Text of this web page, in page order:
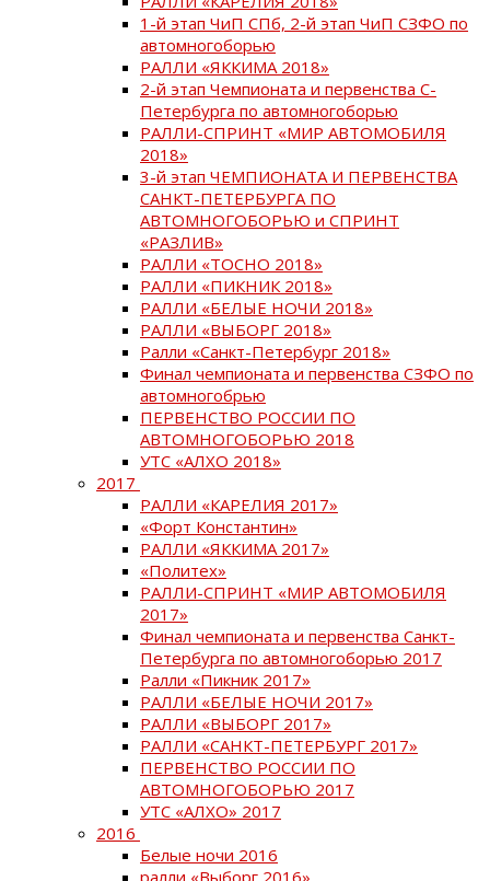
1-й этап ЧиП СПб, 2-й этап ЧиП СЗФО по
автомногоборью
РАЛЛИ «ЯККИМА 2018»
2-й этап Чемпионата и первенства С-
Петербурга по автомногоборью
РАЛЛИ-СПРИНТ «МИР АВТОМОБИЛЯ
2018»
3-й этап ЧЕМПИОНАТА И ПЕРВЕНСТВА
САНКТ-ПЕТЕРБУРГА ПО
АВТОМНОГОБОРЬЮ и СПРИНТ
«РАЗЛИВ»
РАЛЛИ «ТОСНО 2018»
РАЛЛИ «ПИКНИК 2018»
РАЛЛИ «БЕЛЫЕ НОЧИ 2018»
РАЛЛИ «ВЫБОРГ 2018»
Ралли «Санкт-Петербург 2018»
Финал чемпионата и первенства СЗФО по
автомногобрью
ПЕРВЕНСТВО РОССИИ ПО
АВТОМНОГОБОРЬЮ 2018
УТС «АЛХО 2018»
2017
РАЛЛИ «КАРЕЛИЯ 2017»
«Форт Константин»
РАЛЛИ «ЯККИМА 2017»
«Политех»
РАЛЛИ-СПРИНТ «МИР АВТОМОБИЛЯ
2017»
Финал чемпионата и первенства Санкт-
Петербурга по автомногоборью 2017
Ралли «Пикник 2017»
РАЛЛИ «БЕЛЫЕ НОЧИ 2017»
РАЛЛИ «ВЫБОРГ 2017»
РАЛЛИ «САНКТ-ПЕТЕРБУРГ 2017»
ПЕРВЕНСТВО РОССИИ ПО
АВТОМНОГОБОРЬЮ 2017
УТС «АЛХО» 2017
2016
Белые ночи 2016
ралли «Выборг 2016»